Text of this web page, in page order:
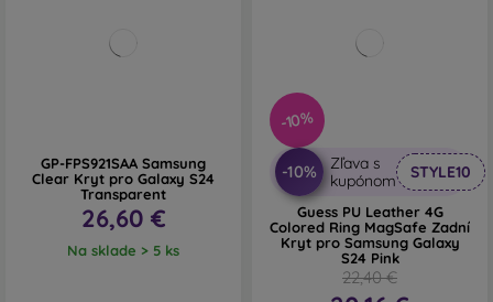
GP-FPS921SAA Samsung
Clear Kryt pro Galaxy S24
Transparent
26,60 €
Na sklade > 5 ks
-10%
-10%
Zľava s
kupónom
STYLE10
Guess PU Leather 4G
Colored Ring MagSafe Zadní
Kryt pro Samsung Galaxy
S24 Pink
22,40 €